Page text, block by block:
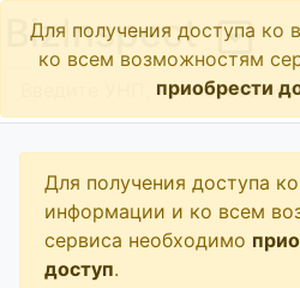
BizInspect
Для получения доступа ко
ко всем возможностям
приобрести
Для получения доступа
информации и ко всем
сервиса необходимо
доступ.